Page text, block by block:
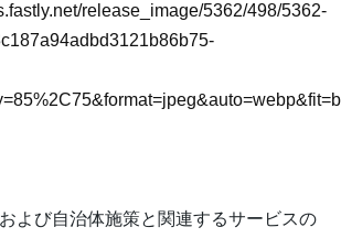
release_image/5362/498/5362-
よび自治体施策と関連するサービスの